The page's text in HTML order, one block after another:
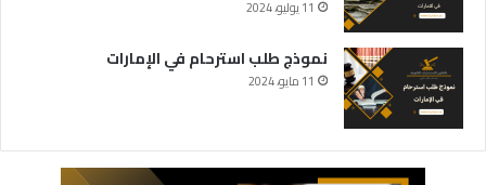
11 يوليو، 2024
نموذج طلب استرحام في الإمارات
11 مايو، 2024